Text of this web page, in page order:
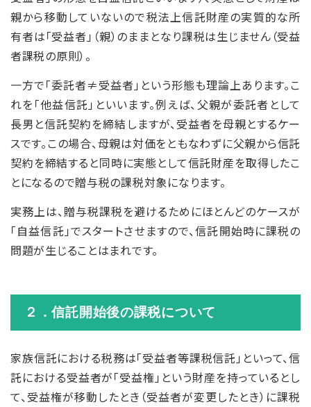
親から移動していないので税法上信託財産の実質的な所
有者は「受益者」（親）のままとなり課税は生じません（受益
者課税の原則）。
一方で「委託者≠受益者」という形態も理論上あります。こ
れを「他益信託」といいます。例えば、父親が委託者として
長男と信託契約を締結しますが、受益者を母親とするケー
スです。この場合、母親は対価をともなわずに父親から信託
契約を締結すると同時に実態として信託財産を取得したこ
とになるので贈与税の課税対象になります。
実務上は、贈与税課税を避けるためにほとんどのケースが
「自益信託」でスタートさせますので、信託開始時に課税の
問題が生じることはまれです。
２．信託開始後の課税について
家族信託における税務は「受益者等課税信託」といって、信
託における受益者が「受益権」という財産を持っているとし
て、受益権が移動したとき（受益者が変更したとき）に課税